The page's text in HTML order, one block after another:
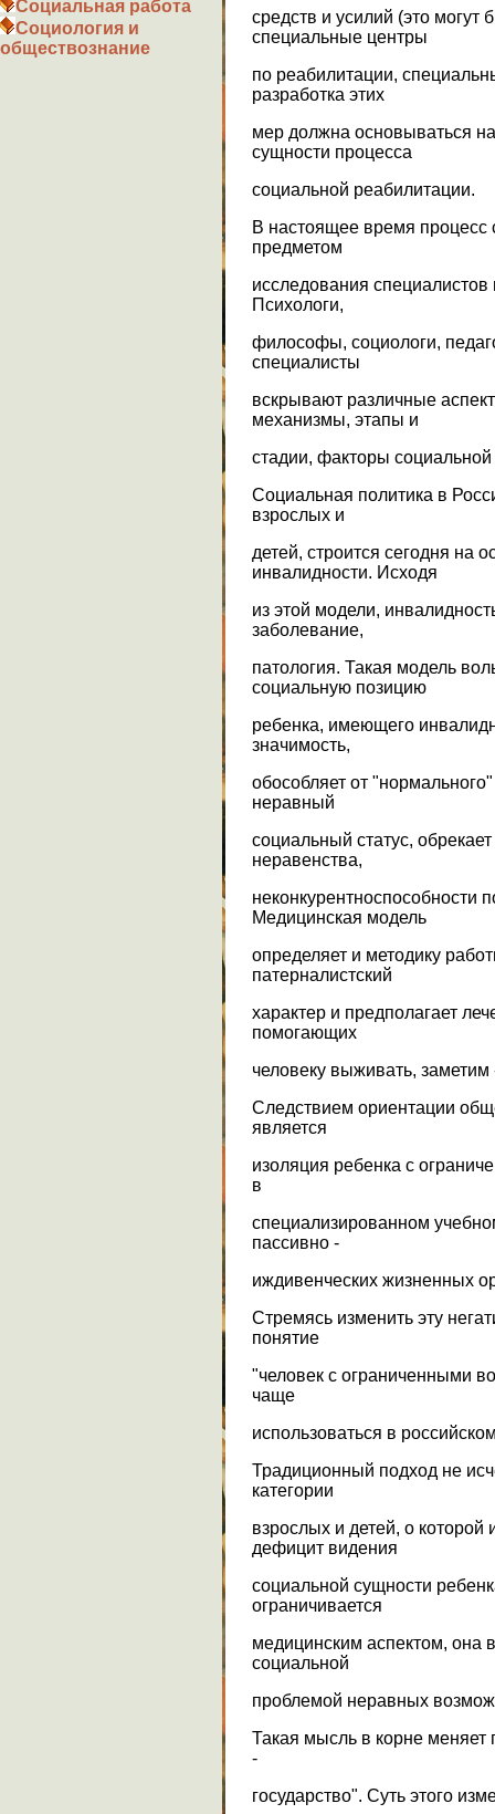
Социальная работа
Социология и
обществознание
средств и усилий (это
специальные центры
по реабилитации,
разработка этих
мер должна основываться
сущности процесса
социальной реабилитации.
В настоящее время процесс
предметом
исследования специалистов
Психологи,
философы, социологи,
специалисты
вскрывают различные
механизмы, этапы и
стадии, факторы
Социальная политика в
взрослых и
детей, строится сегодня на
инвалидности. Исходя
из этой модели,
заболевание,
патология. Такая модель
социальную позицию
ребенка, имеющего
значимость,
обособляет от
неравный
социальный статус,
неравенства,
неконкурентноспособности
Медицинская модель
определяет и методику
патерналистский
характер и предполагает
помогающих
человеку выживать,
Следствием ориентации
является
изоляция ребенка с
в
специализированном
пассивно -
иждивенческих жизненных
Стремясь изменить эту
понятие
"человек с ограниченными
чаще
использоваться в
Традиционный подход не
категории
взрослых и детей, о
дефицит видения
социальной сущности
ограничивается
медицинским аспектом, она
социальной
проблемой неравных
Такая мысль в корне меняет
-
государство". Суть этого